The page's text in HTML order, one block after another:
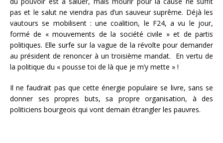
pas et le salut ne viendra pas d’un sauveur suprême. Déjà les
vautours se mobilisent : une coalition, le F24, a vu le jour,
formé de « mouvements de la société civile » et de partis
politiques. Elle surfe sur la vague de la révolte pour demander
au président de renoncer à un troisième mandat. En vertu de
la politique du « pousse toi de là que je m’y mette » !
Il ne faudrait pas que cette énergie populaire se livre, sans se
donner ses propres buts, sa propre organisation, à des
politiciens bourgeois qui vont demain étrangler les pauvres.